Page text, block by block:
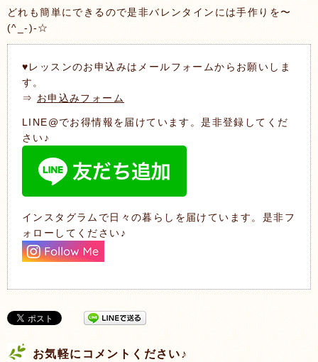
どれも簡単にできるので是非バレンタインには手作りを〜
(^_-)-☆
♥レッスンのお申込みはメールフォームからお願いしま
す。
⇒ お申込みフォーム
LINE@でお得情報を届けています。是非登録してくだ
さい♪
インスタグラムで日々の暮らしを届けています。是非フ
ォローしてください♪
お気軽にコメントください♪